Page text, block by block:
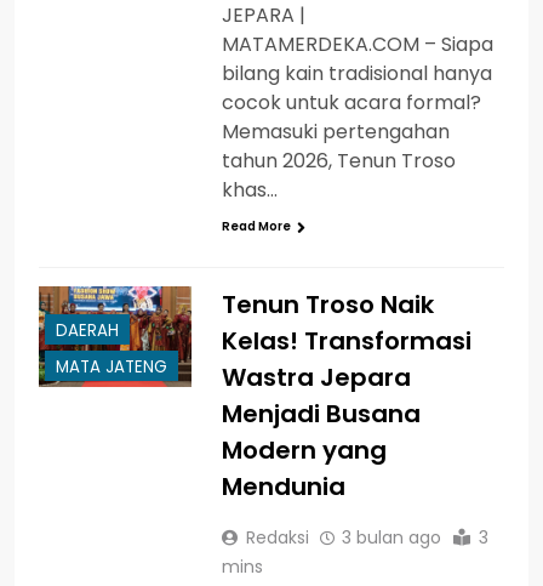
JEPARA |
MATAMERDEKA.COM – Siapa
bilang kain tradisional hanya
cocok untuk acara formal?
Memasuki pertengahan
tahun 2026, Tenun Troso
khas…
Read More
DAERAH
MATA JATENG
Tenun Troso Naik
Kelas! Transformasi
Wastra Jepara
Menjadi Busana
Modern yang
Mendunia
Redaksi 3 bulan ago
3
mins